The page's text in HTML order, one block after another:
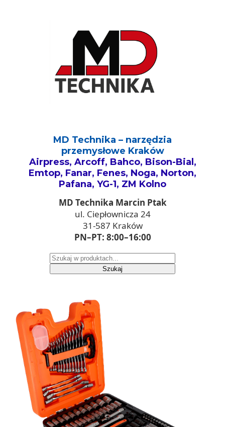
MD Technika – narzędzia
przemysłowe Kraków
Airpress, Arcoff, Bahco, Bison-Bial,
Emtop, Fanar, Fenes, Noga, Norton,
Pafana, YG-1, ZM Kolno
MD Technika Marcin Ptak
ul. Ciepłownicza 24
31-587 Kraków
PN–PT: 8:00–16:00
Szukaj